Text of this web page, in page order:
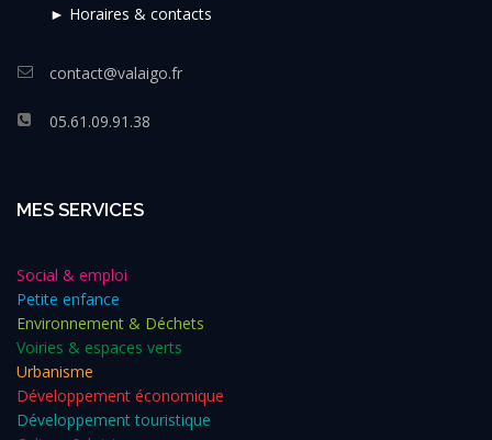
► Horaires & contacts
contact@valaigo.fr
05.61.09.91.38
MES SERVICES
Social & emploi
Petite enfance
Environnement & Déchets
Voiries & espaces verts
Urbanisme
Développement économique
Développement touristique